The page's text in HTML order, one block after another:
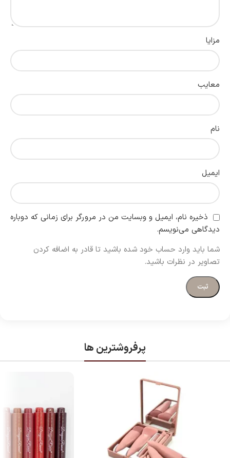
مزایا
معایب
نام
ایمیل
ذخیره نام، ایمیل و وبسایت من در مرورگر برای زمانی که دوباره
دیدگاهی می‌نویسم.
شما باید وارد حساب خود شده باشید تا قادر به اضافه کردن
تصاویر در نظرات باشید.
پرفروشترین ها